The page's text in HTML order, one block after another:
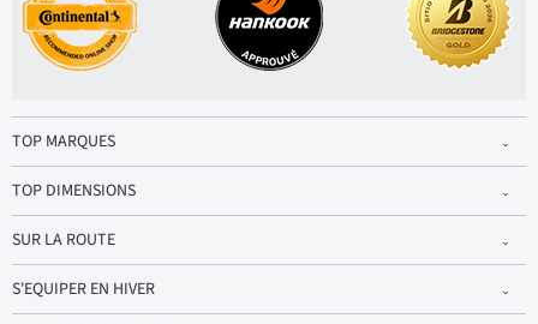
TOP MARQUES
TOP DIMENSIONS
SUR LA ROUTE
S'EQUIPER EN HIVER